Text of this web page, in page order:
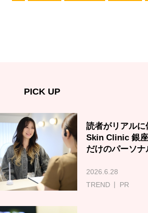
PICK UP
読者がリアル
Skin Clinic 銀
だけのパーソナ
2026.6.28
TREND
PR